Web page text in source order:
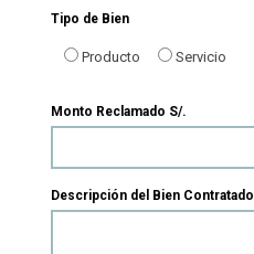
Tipo de Bien
Producto Servicio
Monto Reclamado S/.
Descripción del Bien Contratado